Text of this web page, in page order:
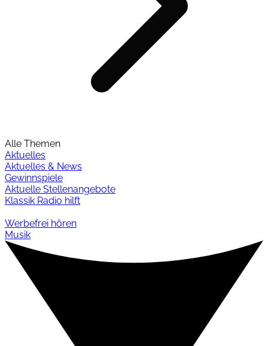
Alle Themen
Aktuelles
Aktuelles & News
Gewinnspiele
Aktuelle Stellenangebote
Klassik Radio hilft
Werbefrei hören
Musik